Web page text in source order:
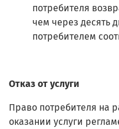
потребителя
чем через десять
потребителем
Отказ от услуги
Право потребителя на
оказании услуги